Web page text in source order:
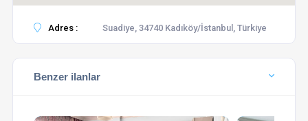
Adres : Suadiye, 34740 Kadıköy/İstanbul, Türkiye
Benzer ilanlar